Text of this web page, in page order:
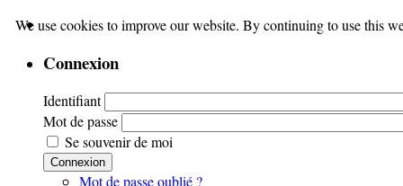
Connexion
Identifiant
Mot de passe
Se souvenir de moi
Connexion
Mot de passe oublié ?
We use cookies to improve our website. By continuing to use this